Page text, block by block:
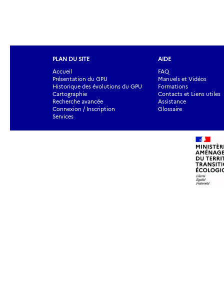
PLAN DU SITE
Accueil
Présentation du GPU
Historique des évolutions du GPU
Cartographie
Recherche avancée
Connexion / Inscription
Services
AIDE
FAQ
Manuels et Vidéos
Formations
Contacts et Liens utiles
Assistance
Glossaire